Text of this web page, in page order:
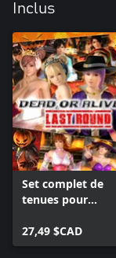
Inclus
Set complet de
tenues pour
27,49 $CAD